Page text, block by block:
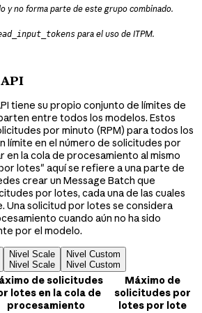
y no forma parte de este grupo combinado.
para el uso de ITPM.
API
tiene su propio conjunto de límites de
entre todos los modelos. Estos
por minuto (RPM) para todos los
límite en el número de solicitudes por
en la cola de procesamiento al mismo
lotes" aquí se refiere a una parte de
crear un Message Batch que
por lotes, cada una de las cuales
Una solicitud por lotes se considera
cuando aún no ha sido
por el modelo.
Nivel Scale
Nivel Scale
Nivel Custom
Nivel Custom
de solicitudes
lotes en la cola de
procesamiento
Máximo de
solicitudes por
lotes por lote